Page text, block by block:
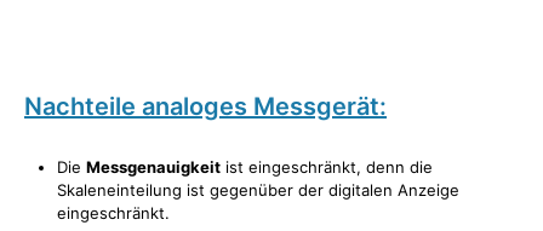
Nachteile analoges Messgerät:
Die Messgenauigkeit ist eingeschränkt, denn die
Skaleneinteilung ist gegenüber der digitalen Anzeige
eingeschränkt.